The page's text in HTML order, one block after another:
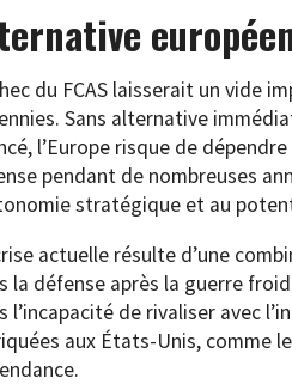
du FCAS laisserait un vide
Sans alternative
l’Europe risque de
pendant de nombreuses
stratégique et au
actuelle résulte d’une
la défense après la guerre
l’incapacité de rivaliser avec
aux États-Unis, comme